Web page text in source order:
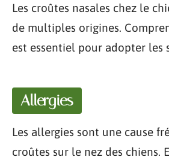
Les croûtes nasales chez le
de multiples origines.
est essentiel pour adopter les
Allergies
Les allergies sont une cause
croûtes sur le nez des chiens.